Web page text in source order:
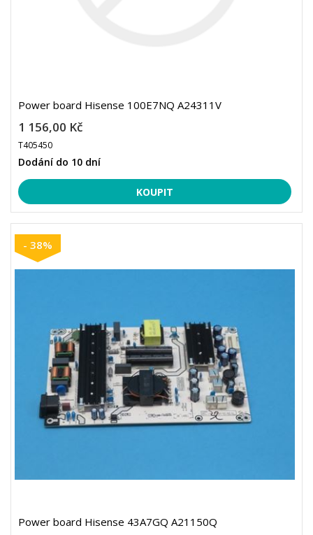
Power board Hisense 100E7NQ A24311V
1 156,00 Kč
T405450
Dodání do 10 dní
- 38%
Power board Hisense 43A7GQ A21150Q